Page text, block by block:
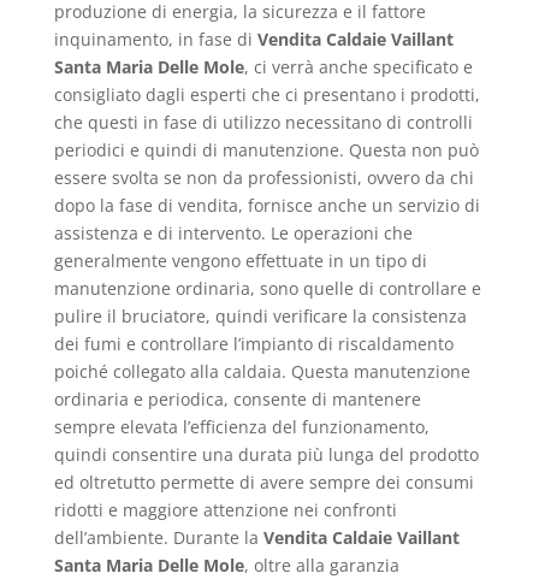
produzione di energia, la sicurezza e il fattore
inquinamento, in fase di Vendita Caldaie Vaillant
Santa Maria Delle Mole, ci verrà anche specificato e
consigliato dagli esperti che ci presentano i prodotti,
che questi in fase di utilizzo necessitano di controlli
periodici e quindi di manutenzione. Questa non può
essere svolta se non da professionisti, ovvero da chi
dopo la fase di vendita, fornisce anche un servizio di
assistenza e di intervento. Le operazioni che
generalmente vengono effettuate in un tipo di
manutenzione ordinaria, sono quelle di controllare e
pulire il bruciatore, quindi verificare la consistenza
dei fumi e controllare l’impianto di riscaldamento
poiché collegato alla caldaia. Questa manutenzione
ordinaria e periodica, consente di mantenere
sempre elevata l’efficienza del funzionamento,
quindi consentire una durata più lunga del prodotto
ed oltretutto permette di avere sempre dei consumi
ridotti e maggiore attenzione nei confronti
dell’ambiente. Durante la Vendita Caldaie Vaillant
Santa Maria Delle Mole, oltre alla garanzia